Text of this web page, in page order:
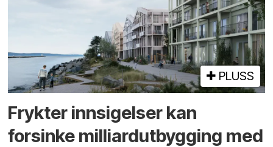
PLUSS
Frykter innsigelser kan
forsinke milliard­utbygging med